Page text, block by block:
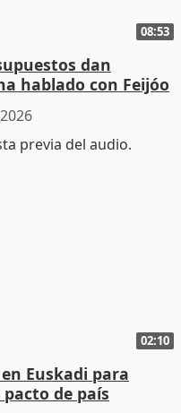
08:53
dan
hablado con Feijóo
02:10
Euskadi para
de país